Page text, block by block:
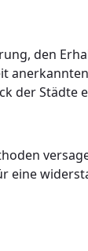
den
der Städte
eine